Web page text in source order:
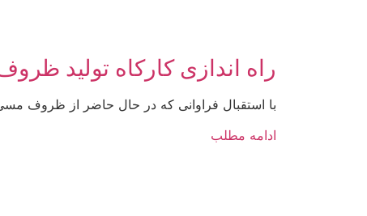
راه اندازی کارکاه تولید
با استقبال فراوانی که در حال حاضر از ظروف
ادامه مطلب